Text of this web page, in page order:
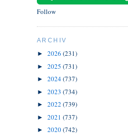
Follow
ARCHIV
► 2026 (231)
► 2025 (731)
► 2024(737)
► 2023 (734)
► 2022 (739)
► 2021 (737)
► 2020(742)